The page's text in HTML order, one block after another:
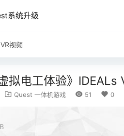
系统升级
VR视频
虚拟电工体验》
Quest 一体机游戏 51 0